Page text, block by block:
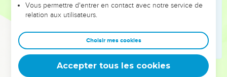
Celui qui se fie en ses richesses, tombera ; mais les justes
reverdiront comme la feuille.
Celui qui ne gouverne pas sa maison avec ordre, aura le
vent pour héritage ; et le fou sera le serviteur de celui qui a
le coeur sage.
Le fruit du juste est un arbre de vie, et le sage gagne les
Vous permettre d'entrer en contact avec notre service de
relation aux utilisateurs.
Choisir mes cookies
Accepter tous les cookies